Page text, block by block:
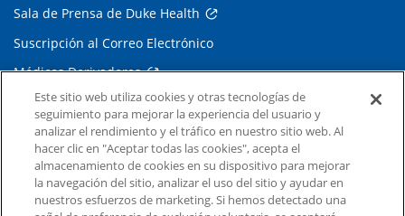
Sala de Prensa de Duke Health
Suscripción al Correo Electrónico
Médicos Derivadores
Enlaces relacionados
Duke Cancer Institute
Duke Children's
Este sitio web utiliza cookies y otras tecnologías de
seguimiento para mejorar la experiencia del usuario y
analizar el rendimiento y el tráfico en nuestro sitio web. Al
hacer clic en "Aceptar todas las cookies", acepta el
almacenamiento de cookies en su dispositivo para mejorar
la navegación del sitio, analizar el uso del sitio y ayudar en
nuestros esfuerzos de marketing. Si hemos detectado una